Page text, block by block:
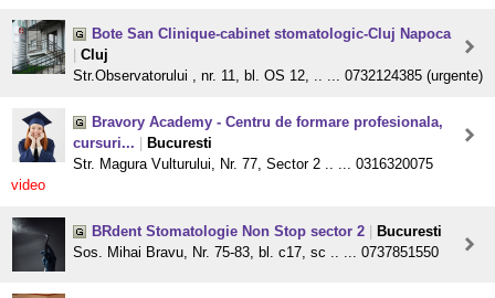
Bote San Clinique-cabinet stomatologic-Cluj Napoca
Cluj
Str.Observatorului , nr. 11, bl. OS 12, .. ... 0732124385 (urgente)
Bravory Academy - Centru de formare profesionala,
cursuri...
Bucuresti
Str. Magura Vulturului, Nr. 77, Sector 2 .. ... 0316320075
video
BRdent Stomatologie Non Stop sector 2
Bucuresti
Sos. Mihai Bravu, Nr. 75-83, bl. c17, sc .. ... 0737851550